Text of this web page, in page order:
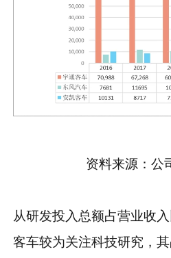
资料来源：公
从研发投入总额占营业收
客车较为关注科技研究，